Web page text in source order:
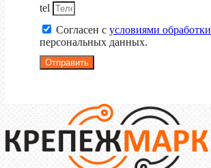
tel
Согласен с условиями обработки
персональных данных.
Отправить